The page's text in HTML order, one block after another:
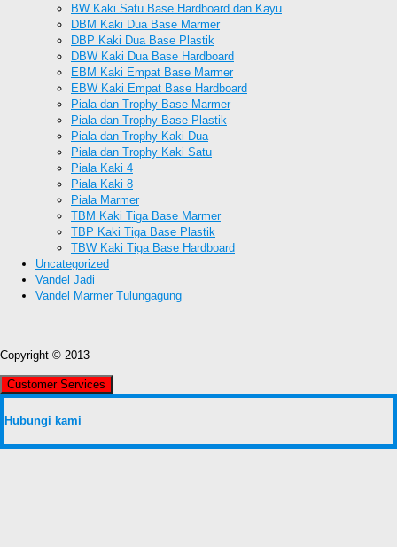
BW Kaki Satu Base Hardboard dan Kayu
DBM Kaki Dua Base Marmer
DBP Kaki Dua Base Plastik
DBW Kaki Dua Base Hardboard
EBM Kaki Empat Base Marmer
EBW Kaki Empat Base Hardboard
Piala dan Trophy Base Marmer
Piala dan Trophy Base Plastik
Piala dan Trophy Kaki Dua
Piala dan Trophy Kaki Satu
Piala Kaki 4
Piala Kaki 8
Piala Marmer
TBM Kaki Tiga Base Marmer
TBP Kaki Tiga Base Plastik
TBW Kaki Tiga Base Hardboard
Uncategorized
Vandel Jadi
Vandel Marmer Tulungagung
Copyright © 2013
Customer Services
Hubungi kami